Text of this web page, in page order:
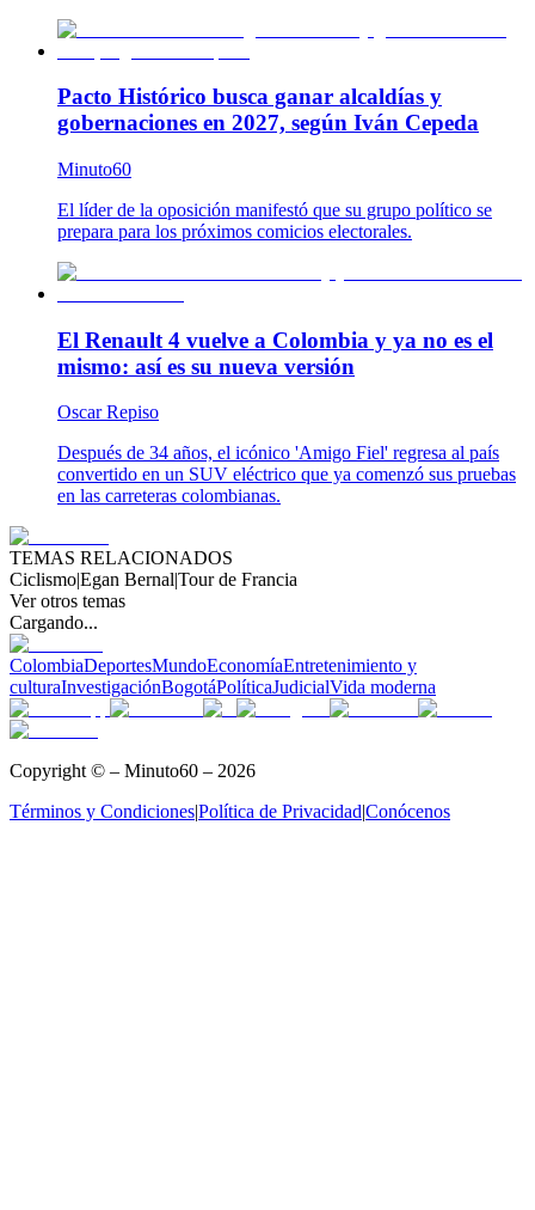
Pacto Histórico busca ganar alcaldías y
gobernaciones en 2027, según Iván Cepeda
Minuto60
El líder de la oposición manifestó que su grupo político se
prepara para los próximos comicios electorales.
El Renault 4 vuelve a Colombia y ya no es el
mismo: así es su nueva versión
Oscar Repiso
Después de 34 años, el icónico 'Amigo Fiel' regresa al país
convertido en un SUV eléctrico que ya comenzó sus pruebas
en las carreteras colombianas.
TEMAS RELACIONADOS
Ciclismo|Egan Bernal|Tour de Francia
Ver otros temas
Cargando...
ColombiaDeportesMundoEconomíaEntretenimiento y
culturaInvestigaciónBogotáPolíticaJudicialVida moderna
Copyright © – Minuto60 – 2026
Términos y Condiciones|Política de Privacidad|Conócenos